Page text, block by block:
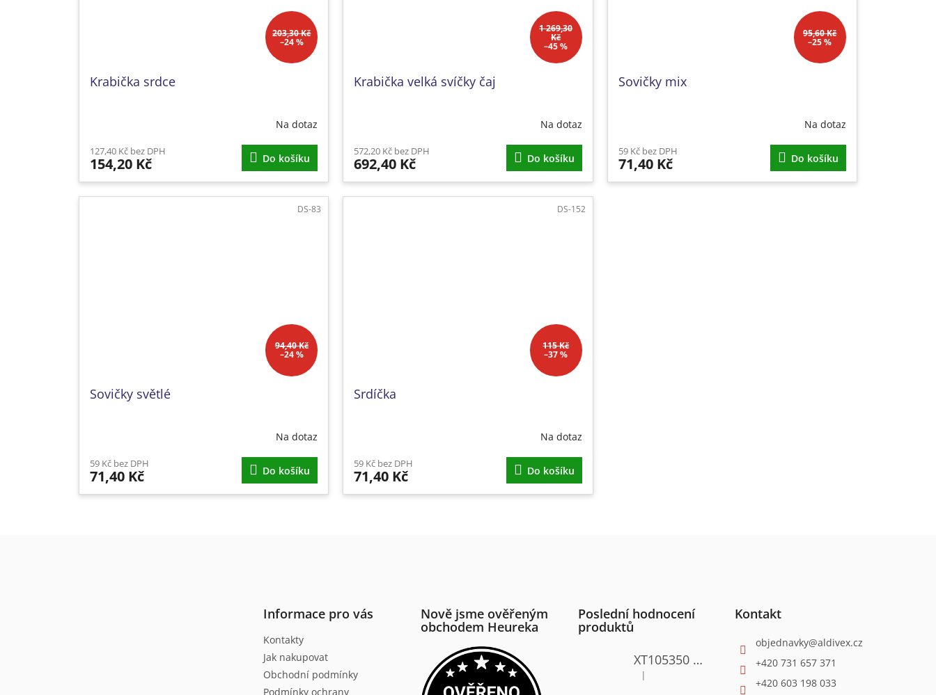
203,30 Kč
–24 %
Krabička srdce
Na dotaz
127,40 Kč bez DPH
154,20 Kč Do košíku
1 269,30
Kč
–45 %
Krabička velká svíčky čaj
Na dotaz
572,20 Kč bez DPH
692,40 Kč Do košíku
95,60 Kč
–25 %
Sovičky mix
Na dotaz
59 Kč bez DPH
71,40 Kč Do košíku
94,40 Kč
–24 %
Sovičky světlé
Na dotaz
59 Kč bez DPH
71,40 Kč Do košíku
DS-83
115 Kč
–37 %
Srdíčka
Na dotaz
59 Kč bez DPH
71,40 Kč Do košíku
DS-152
í
p
v
k
y
Informace pro vás
Kontakty
Jak nakupovat
Obchodní podmínky
Podmínky ochrany
Nově jsme ověřeným
obchodem Heureka
Poslední hodnocení
produktů
XT105350 Satinační válcová bruska 1300W
Hodnocení produktu je 4 z 5 hvězdiček.
|
Kontakt
objednavky@aldivex.cz
+420 731 657 371
+420 603 198 033